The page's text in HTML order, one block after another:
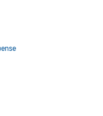
net, confréries
au cœur d'une
réservés, Belfond pour
Belfond, un
Used with permission.
Paris